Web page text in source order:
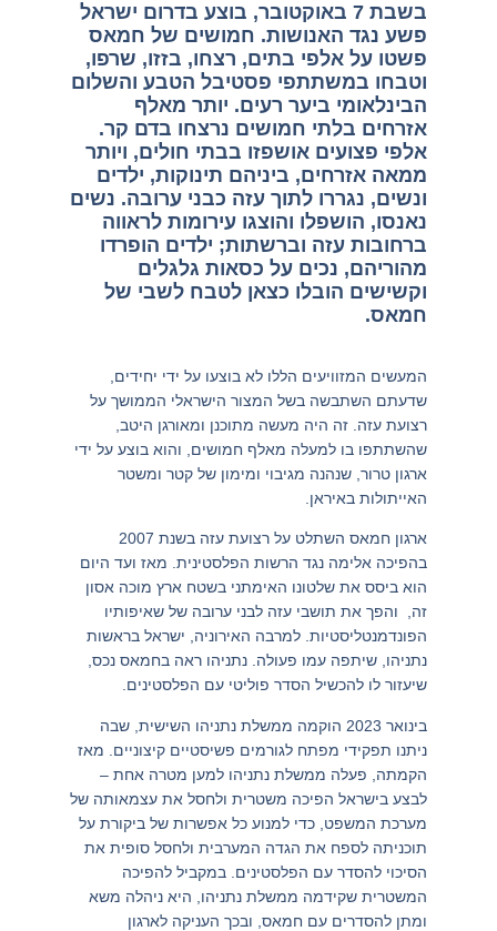
בשבת 7 באוקטובר, בוצע בדרום ישראל
פשע נגד האנושות. חמושים של חמאס
פשטו על אלפי בתים, רצחו, בזזו, שרפו,
וטבחו במשתתפי פסטיבל הטבע והשלום
הבינלאומי ביער רעים. יותר מאלף
אזרחים בלתי חמושים נרצחו בדם קר.
אלפי פצועים אושפזו בבתי חולים, ויותר
ממאה אזרחים, ביניהם תינוקות, ילדים
ונשים, נגררו לתוך עזה כבני ערובה. נשים
נאנסו, הושפלו והוצגו עירומות לראווה
ברחובות עזה וברשתות; ילדים הופרדו
מהוריהם, נכים על כסאות גלגלים
וקשישים הובלו כצאן לטבח לשבי של
חמאס.
המעשים המזוויעים הללו לא בוצעו על ידי יחידים,
שדעתם השתבשה בשל המצור הישראלי הממושך על
רצועת עזה. זה היה מעשה מתוכנן ומאורגן היטב,
שהשתתפו בו למעלה מאלף חמושים, והוא בוצע על ידי
ארגון טרור, שנהנה מגיבוי ומימון של קטר ומשטר
האייתולות באיראן.
ארגון חמאס השתלט על רצועת עזה בשנת 2007
בהפיכה אלימה נגד הרשות הפלסטינית. מאז ועד היום
הוא ביסס את שלטונו האימתני בשטח ארץ מוכה אסון
זה, והפך את תושבי עזה לבני ערובה של שאיפותיו
הפונדמנטליסטיות. למרבה האירוניה, ישראל בראשות
נתניהו, שיתפה עמו פעולה. נתניהו ראה בחמאס נכס,
שיעזור לו להכשיל הסדר פוליטי עם הפלסטינים.
בינואר 2023 הוקמה ממשלת נתניהו השישית, שבה
ניתנו תפקידי מפתח לגורמים פשיסטיים קיצוניים. מאז
הקמתה, פעלה ממשלת נתניהו למען מטרה אחת –
לבצע בישראל הפיכה משטרית ולחסל את עצמאותה של
מערכת המשפט, כדי למנוע כל אפשרות של ביקורת על
תוכניתה לספח את הגדה המערבית ולחסל סופית את
הסיכוי להסדר עם הפלסטינים. במקביל להפיכה
המשטרית שקידמה ממשלת נתניהו, היא ניהלה משא
ומתן להסדרים עם חמאס, ובכך העניקה לארגון